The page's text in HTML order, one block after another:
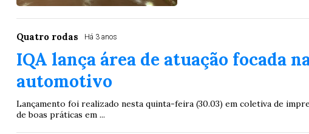
Quatro rodas Há 3 anos
IQA lança área de atuação focada
automotivo
Lançamento foi realizado nesta quinta-feira (30.03) em coletiva de
de boas práticas em ...